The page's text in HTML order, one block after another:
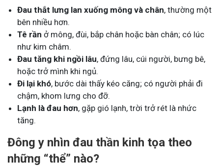
Đau thắt lưng lan xuống mông và chân, thường một
bên nhiều hơn.
Tê rần ở mông, đùi, bắp chân hoặc bàn chân; có lúc
như kim châm.
Đau tăng khi ngồi lâu, đứng lâu, cúi người, bưng bê,
hoặc trở mình khi ngủ.
Đi lại khó, bước dài thấy kéo căng; có người phải đi
chậm, khom lưng cho đỡ.
Lạnh là đau hơn, gặp gió lạnh, trời trở rét là nhức
tăng.
Đông y nhìn đau thần kinh tọa theo
những “thể” nào?